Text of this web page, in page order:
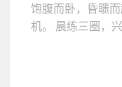
饱腹而卧，昏聩
机。 晨练三圈，兴